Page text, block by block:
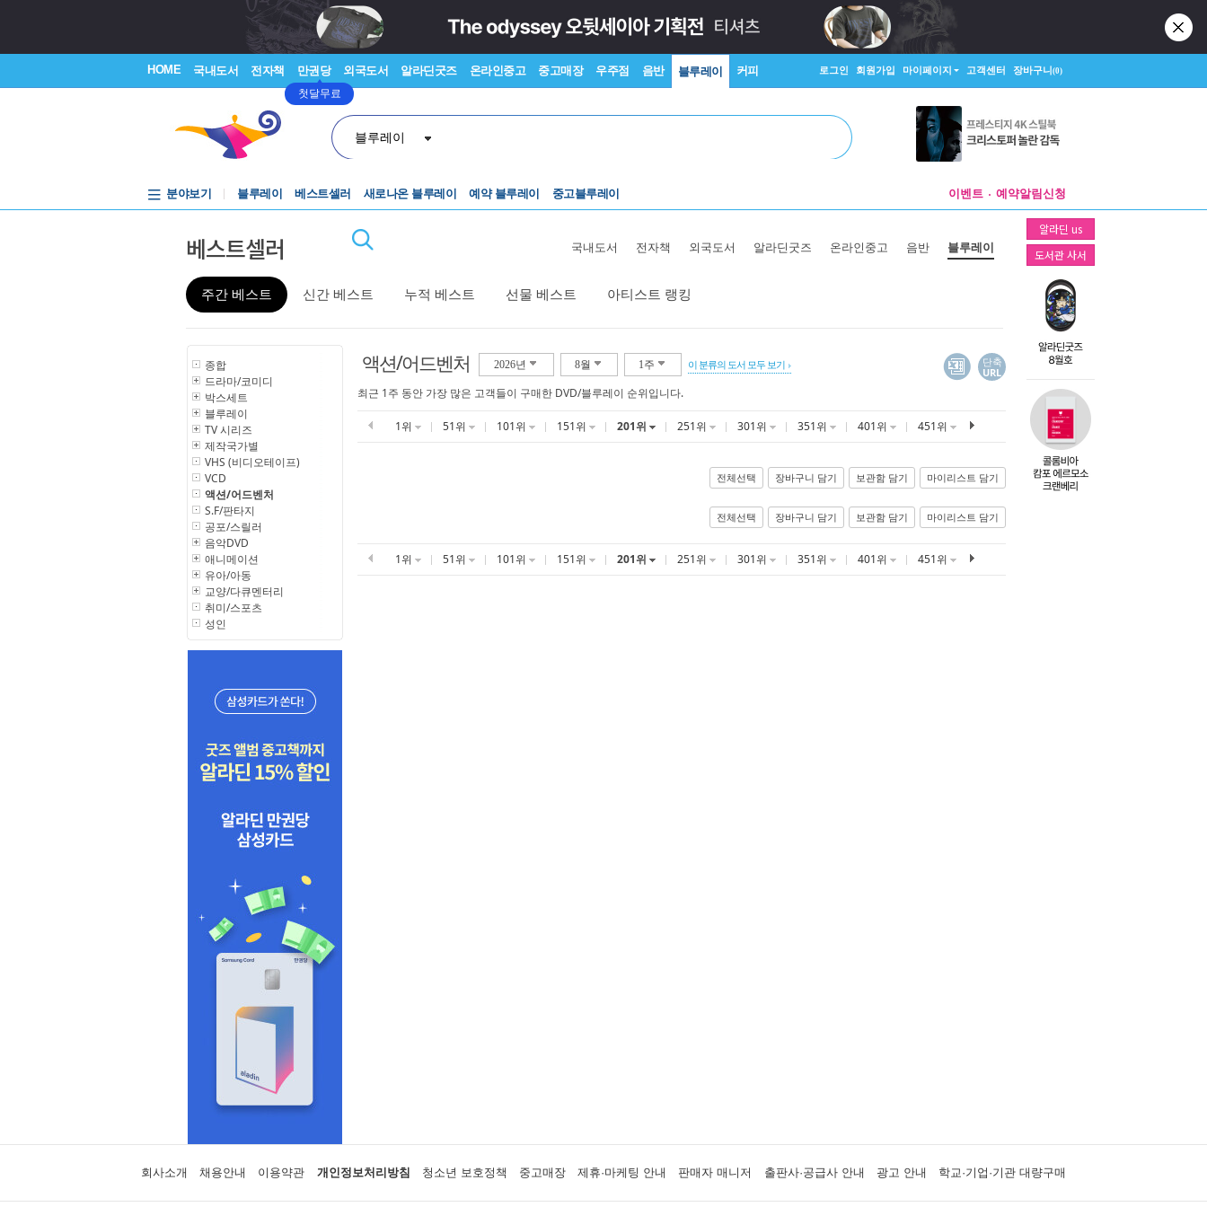
HOME 국내도서 전자책 만권당
첫달무료
외국도서 알라딘굿즈 온라인중고 중고매장 우주점 음반 블루레이 커피 로그인 회원가입 마이페이지 고객센터 장바구니(0)
블루레이
분야보기 블루레이 베스트셀러 새로나온 블루레이 예약 블루레이 중고블루레이 이벤트 예약알림신청
알라딘 us
도서관 사서
베스트셀러 국내도서 전자책 외국도서 알라딘굿즈 온라인중고 음반 블루레이
주간 베스트 신간 베스트 누적 베스트 선물 베스트 아티스트 랭킹
종합
드라마/코미디
박스세트
블루레이
TV 시리즈
제작국가별
VHS (비디오테이프)
VCD
액션/어드벤처
S.F/판타지
공포/스릴러
음악DVD
애니메이션
유아/아동
교양/다큐멘터리
취미/스포츠
성인
액션/어드벤처 2026년 8월 1주 이 분류의 도서 모두 보기
단축
URL
최근 1주 동안 가장 많은 고객들이 구매한 DVD/블루레이 순위입니다.
1위 51위 101위 151위 201위 251위 301위 351위 401위 451위
전체선택 장바구니 담기 보관함 담기 마이리스트 담기
전체선택 장바구니 담기 보관함 담기 마이리스트 담기
1위 51위 101위 151위 201위 251위 301위 351위 401위 451위
회사소개 채용안내 이용약관 개인정보처리방침 청소년 보호정책 중고매장 제휴·마케팅 안내 판매자 매니저 출판사·공급사 안내 광고 안내 학교·기업·기관 대량구매